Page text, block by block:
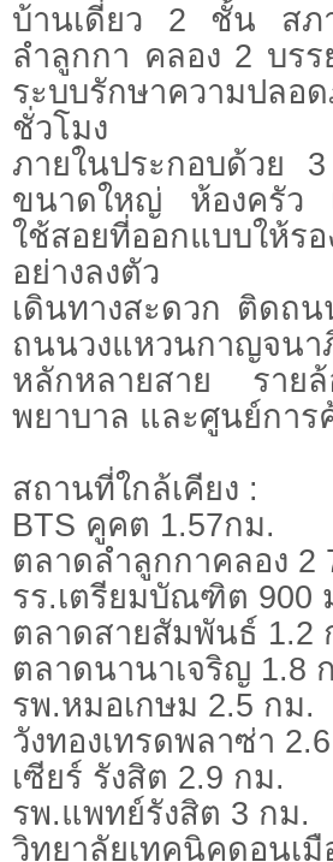
บ้านเดี่ยว 2 ชั้น สภ
ลำลูกกา คลอง 2 บรร
ระบบรักษาความปล
ชั่วโมง
ภายในประกอบด้วย
ขนาดใหญ่ ห้องครัว
ใช้สอยที่ออกแบบให้ร
อย่างลงตัว
เดินทางสะดวก ติดถ
ถนนวงแหวนกาญจน
หลักหลายสาย ราย
พยาบาล และศูนย์การ
สถานที่ใกล้เคียง :
BTS คูคต 1.57กม.
ตลาดลำลูกกาคลอง 2
รร.เตรียมบัณฑิต 900
ตลาดสายสัมพันธ์ 1.2
ตลาดนานาเจริญ 1.8
รพ.หมอเกษม 2.5 กม.
วังทองเทรดพลาซ่า
เซียร์ รังสิต 2.9 กม.
รพ.แพทย์รังสิต 3 กม.
วิทยาลัยเทคนิคดอนเมื